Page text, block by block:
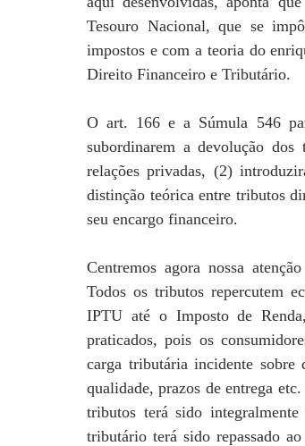
Tesouro Nacional, que se
impostos e com a teoria do
Direito Financeiro e Tributário.
O art. 166 e a Súmula 546
subordinarem a devolução
relações privadas, (2)
distinção teórica entre tributos
seu encargo financeiro.
Centremos agora nossa
Todos os tributos repercutem
IPTU até o Imposto de
praticados, pois os
carga tributária incidente sobre
qualidade, prazos de entrega
tributos terá sido
tributário terá sido repassado